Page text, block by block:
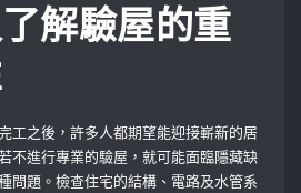
解驗屋的重
工之後，許多人都期望能迎接嶄新的居
不進行專業的驗屋，就可能面臨隱藏缺
問題。檢查住宅的結構、電路及水管系